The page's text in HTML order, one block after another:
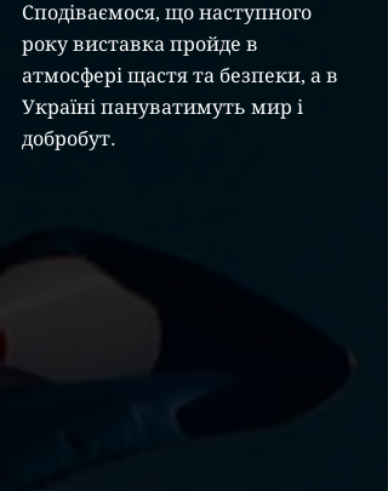
Сподіваємося, що наступного
року виставка пройде в
атмосфері щастя та безпеки, а в
Україні пануватимуть мир і
добробут.